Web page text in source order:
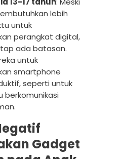
lebih
untuk
perangkat digital,
ada batasan.
untuk
smartphone
seperti untuk
berkomunikasi
Gadget